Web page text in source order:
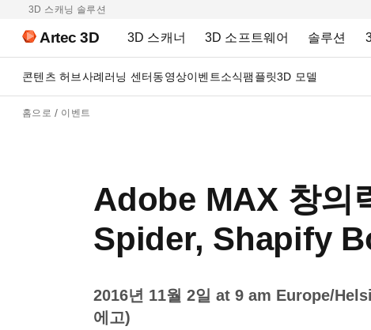
3D 스캐닝 솔루션
Artec 3D 3D 스캐너 3D 소프트웨어 솔루션
콘텐츠 허브사례러닝 센터동영상이벤트소식팸플릿3D 모델
홈으로 이벤트
Adobe MAX 창의
Spider, Shapify
2016년 11월 2일 at 9 am Europe/
에고)